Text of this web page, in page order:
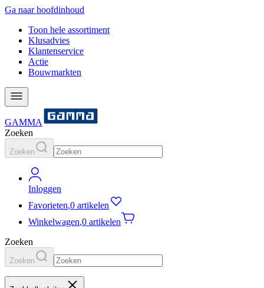
Ga naar hoofdinhoud
Toon hele assortiment
Klusadvies
Klantenservice
Actie
Bouwmarkten
GAMMA
Zoeken
Zoeken
Inloggen
Favorieten,0 artikelen
Winkelwagen,0 artikelen
Zoeken
Zoeken